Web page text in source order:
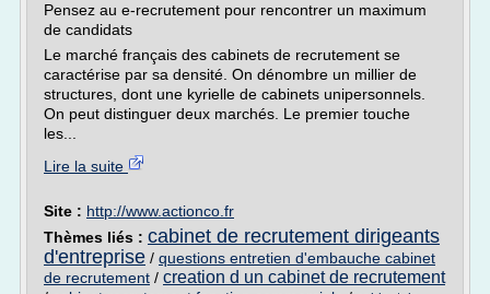
Pensez au e-recrutement pour rencontrer un maximum
de candidats
Le marché français des cabinets de recrutement se
caractérise par sa densité. On dénombre un millier de
structures, dont une kyrielle de cabinets unipersonnels.
On peut distinguer deux marchés. Le premier touche
les...
Lire la suite
Site : http://www.actionco.fr
Thèmes liés : cabinet de recrutement dirigeants
d'entreprise / questions entretien d'embauche cabinet
de recrutement / creation d un cabinet de recrutement